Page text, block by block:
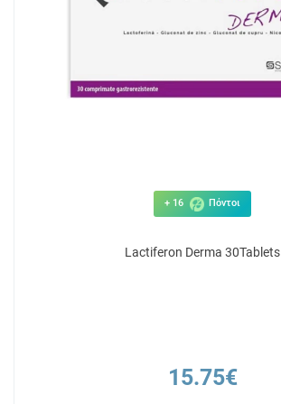
+ 16 Πόντοι
Lactiferon Derma 30Tablets
15.75€